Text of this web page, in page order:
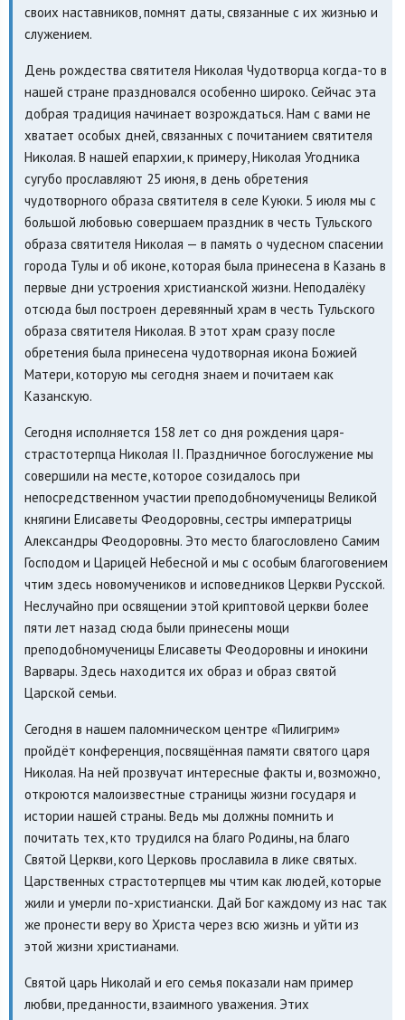
своих наставников, помнят даты, связанные с их жизнью и
служением.
День рождества святителя Николая Чудотворца когда-то в
нашей стране праздновался особенно широко. Сейчас эта
добрая традиция начинает возрождаться. Нам с вами не
хватает особых дней, связанных с почитанием святителя
Николая. В нашей епархии, к примеру, Николая Угодника
сугубо прославляют 25 июня, в день обретения
чудотворного образа святителя в селе Куюки. 5 июля мы с
большой любовью совершаем праздник в честь Тульского
образа святителя Николая — в память о чудесном спасении
города Тулы и об иконе, которая была принесена в Казань в
первые дни устроения христианской жизни. Неподалёку
отсюда был построен деревянный храм в честь Тульского
образа святителя Николая. В этот храм сразу после
обретения была принесена чудотворная икона Божией
Матери, которую мы сегодня знаем и почитаем как
Казанскую.
Сегодня исполняется 158 лет со дня рождения царя-
страстотерпца Николая II. Праздничное богослужение мы
совершили на месте, которое созидалось при
непосредственном участии преподобномученицы Великой
княгини Елисаветы Феодоровны, сестры императрицы
Александры Феодоровны. Это место благословлено Самим
Господом и Царицей Небесной и мы с особым благоговением
чтим здесь новомучеников и исповедников Церкви Русской.
Неслучайно при освящении этой криптовой церкви более
пяти лет назад сюда были принесены мощи
преподобномученицы Елисаветы Феодоровны и инокини
Варвары. Здесь находится их образ и образ святой
Царской семьи.
Сегодня в нашем паломническом центре «Пилигрим»
пройдёт конференция, посвящённая памяти святого царя
Николая. На ней прозвучат интересные факты и, возможно,
откроются малоизвестные страницы жизни государя и
истории нашей страны. Ведь мы должны помнить и
почитать тех, кто трудился на благо Родины, на благо
Святой Церкви, кого Церковь прославила в лике святых.
Царственных страстотерпцев мы чтим как людей, которые
жили и умерли по-христиански. Дай Бог каждому из нас так
же пронести веру во Христа через всю жизнь и уйти из
этой жизни христианами.
Святой царь Николай и его семья показали нам пример
любви, преданности, взаимного уважения. Этих